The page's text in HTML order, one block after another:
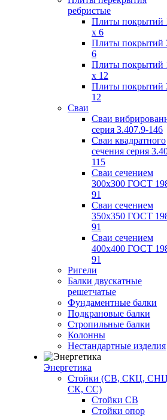
ребристые
Плиты покрытий
x 6
Плиты покрытий
6
Плиты покрытий
x 12
Плиты покрытий
12
Сваи
Сваи
серия 3.407.9-146
Сваи квадратного
сечения серия
115
Сваи сечением
300х300 ГОСТ
91
Сваи сечением
350х350 ГОСТ
91
Сваи сечением
400х400 ГОСТ
91
Ригели
Балки двускатные
решетчатые
Фундаментные балки
Подкрановые балки
Стропильные балки
Колонны
Нестандартные изделия
Энергетика
Стойки (СВ, СКЦ,
СК, СС)
Стойки СВ
Стойки опор